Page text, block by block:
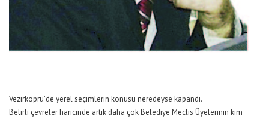
Vezirköprü’de yerel seçimlerin konusu neredeyse kapandı.
Belirli çevreler haricinde artık daha çok Belediye Meclis Üyelerinin kim